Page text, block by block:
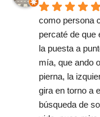
como persona
percaté de que
la puesta a
mía, que ando
pierna, la
gira en torno a
búsqueda de